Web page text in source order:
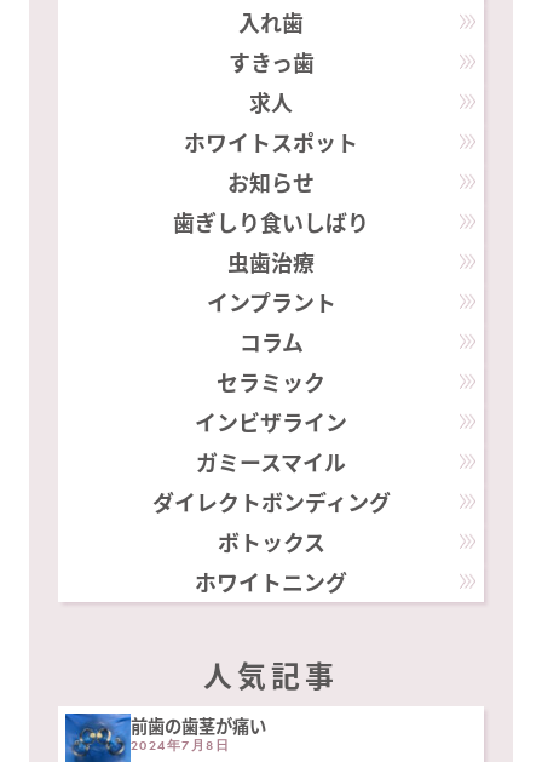
入れ歯
すきっ歯
求人
ホワイトスポット
お知らせ
歯ぎしり食いしばり
虫歯治療
インプラント
コラム
セラミック
インビザライン
ガミースマイル
ダイレクトボンディング
ボトックス
ホワイトニング
人気記事
前歯の歯茎が痛い
2024年7月8日